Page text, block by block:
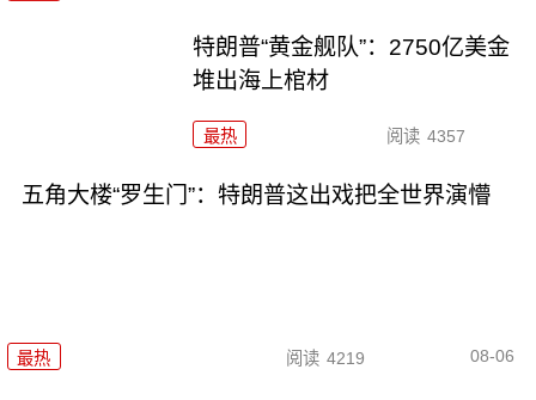
特朗普“黄金舰队”：2750亿美金
堆出海上棺材
最热 阅读 4357
五角大楼“罗生门”：特朗普这出戏把全世界演懵
最热 阅读 4219 08-06